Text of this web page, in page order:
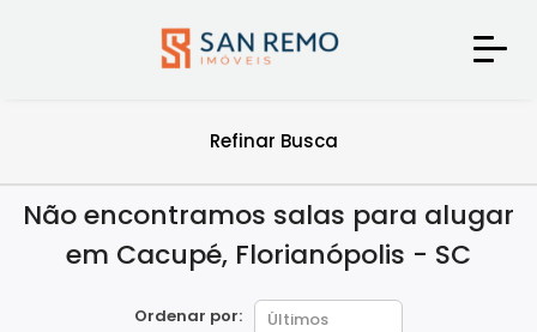
Refinar Busca
Não encontramos salas para alugar
em Cacupé, Florianópolis - SC
Ordenar por: